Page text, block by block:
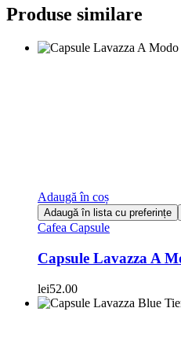
Produse similare
Adaugă în coș
Adaugă în lista cu preferințe
Cafea Capsule
Capsule Lavazza A
lei52.00